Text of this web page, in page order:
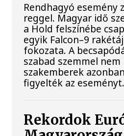
Rendhagyó esemény
reggel. Magyar idő
a Hold felszínébe
egyik Falcon–9
fokozata. A
szabad szemmel
szakemberek
figyelték az eseményt.
Rekordok